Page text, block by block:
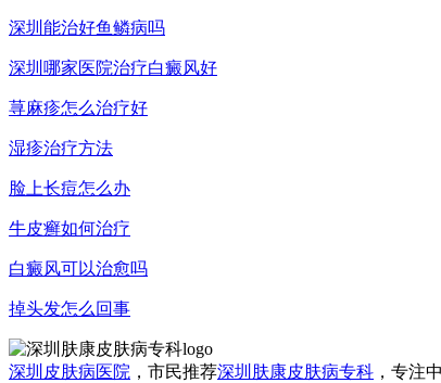
深圳能治好鱼鳞病吗
深圳哪家医院治疗白癜风好
荨麻疹怎么治疗好
湿疹治疗方法
脸上长痘怎么办
牛皮癣如何治疗
白癜风可以治愈吗
掉头发怎么回事
深圳皮肤病医院 ，市民推荐深圳肤康皮肤病专科 ，专注